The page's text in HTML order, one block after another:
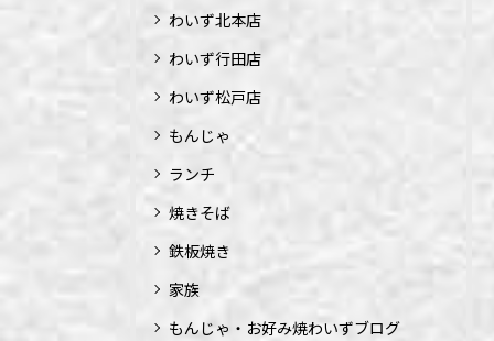
わいず北本店
わいず行田店
わいず松戸店
もんじゃ
ランチ
焼きそば
鉄板焼き
家族
もんじゃ・お好み焼わいずブログ